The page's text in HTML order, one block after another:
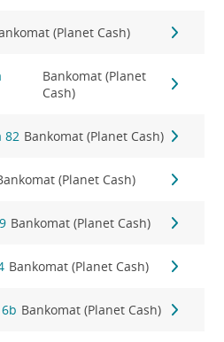
(Planet Cash)
Bankomat (Planet
Cash)
82 Bankomat (Planet Cash)
(Planet Cash)
Bankomat (Planet Cash)
Bankomat (Planet Cash)
Bankomat (Planet Cash)